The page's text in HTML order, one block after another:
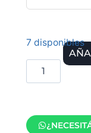
7 disponibles